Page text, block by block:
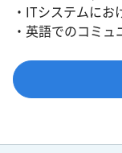
・ITシステムにお
・英語でのコミュ